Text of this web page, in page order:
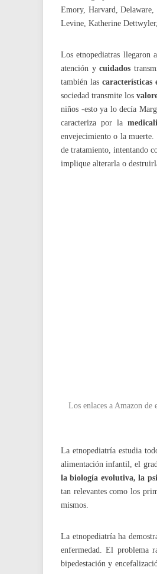
Emory, Harvard, Delaware,
Levine, Katherine
Los etnopediatras llegaron
atención ycuidados
también las características
sociedad transmite los
niños -esto ya lo decía
caracteriza por la
envejecimiento o la muerte.
de tratamiento, intentando
implique alterarla o
Los enlaces a Amazon de
La etnopediatría estudia
alimentación infantil, el
la biología evolutiva, la
tan relevantes como los
mismos.
La etnopediatría ha
enfermedad. El problema
bipedestación y